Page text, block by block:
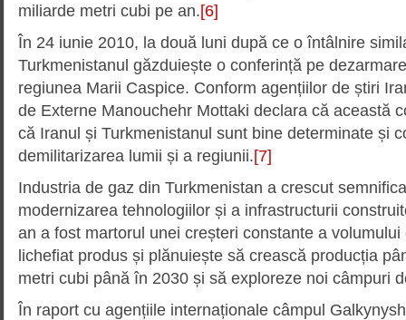
miliarde metri cubi pe an.[6]
În 24 iunie 2010, la două luni după ce o întâlnire
Turkmenistanul găzduiește o conferință pe
regiunea Marii Caspice. Conform agențiilor de știri
de Externe Manouchehr Mottaki declara că această
că Iranul și Turkmenistanul sunt bine determinate și
demilitarizarea lumii și a regiunii.[7]
Industria de gaz din Turkmenistan a crescut
modernizarea tehnologiilor și a infrastructurii
an a fost martorul unei creșteri constante a
lichefiat produs și plănuiește să crească producția
metri cubi până în 2030 și să exploreze noi câmpuri
În raport cu agențiile internaționale câmpul